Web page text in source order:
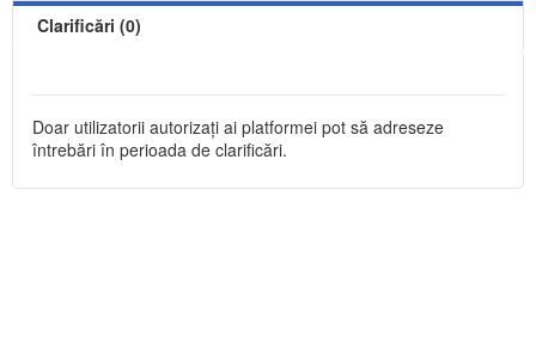
Clarificări (0)
Doar utilizatorii autorizați ai platformei pot să adreseze
întrebări în perioada de clarificări.